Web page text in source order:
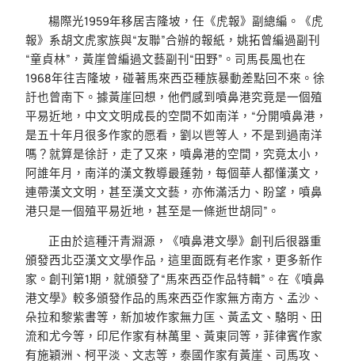
楊際光1959年移居吉隆坡，任《虎報》副總編。《虎
報》系胡文虎家族與“友聯”合辦的報紙，姚拓曾編過副刊
“童貞林”，黃崖曾編過文藝副刊“田野”。司馬長風也在
1968年往吉隆坡，碰著馬來西亞種族暴動差點回不來。徐
訏也曾南下。據黃崖回想，他們感到噴鼻港究竟是一個殖
平易近地，中文文明成長的空間不如南洋，“分開噴鼻港，
是五十年月很多作家的愿看，劉以鬯等人，不是到過南洋
嗎？就算是徐訏，走了又來，噴鼻港的空間，究竟太小，
阿誰年月，南洋的漢文教導最蓬勃，每個華人都懂漢文，
連帶漢文文明，甚至漢文文藝，亦佈滿活力、盼望，噴鼻
港只是一個殖平易近地，甚至是一條逝世胡同”。
正由於這種汗青淵源，《噴鼻港文學》創刊后很器重
頒發西北亞漢文文學作品，這里面既有老作家，更多新作
家。創刊第1期，就頒發了“馬來西亞作品特輯”。在《噴鼻
港文學》較多頒發作品的馬來西亞作家無方南方、孟沙、
朵拉和黎紫書等，新加坡作家無力匡、黃孟文、駱明、田
流和尤今等，印尼作家有林萬里、黃東同等，菲律賓作家
有施穎洲、柯平淡、文志等，泰國作家有黃崖、司馬攻、